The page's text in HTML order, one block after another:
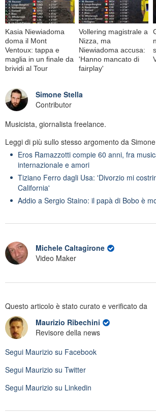
Kasia Niewiadoma
doma il Mont
Ventoux: tappa e
maglia in un finale da
brividi al Tour
Vollering magistrale a
Nizza, ma
Niewiadoma accusa:
'Hanno mancato di
fairplay'
Simone Stella
Contributor
Musicista, giornalista freelance.
Leggi di più sullo stesso argomento da
Eros Ramazzotti compie 60 anni, fra
internazionale e amori
Tiziano Ferro dagli Usa: 'Divorzio mi
California'
Addio a Sergio Staino: il papà di Bobo è
Michele Caltagirone
Video Maker
Questo articolo è stato curato e verificato da
Maurizio Ribechini
Revisore della news
Segui Maurizio su Facebook
Segui Maurizio su Twitter
Segui Maurizio su Linkedin